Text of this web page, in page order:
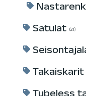
Satulat 21
Takaiskarit